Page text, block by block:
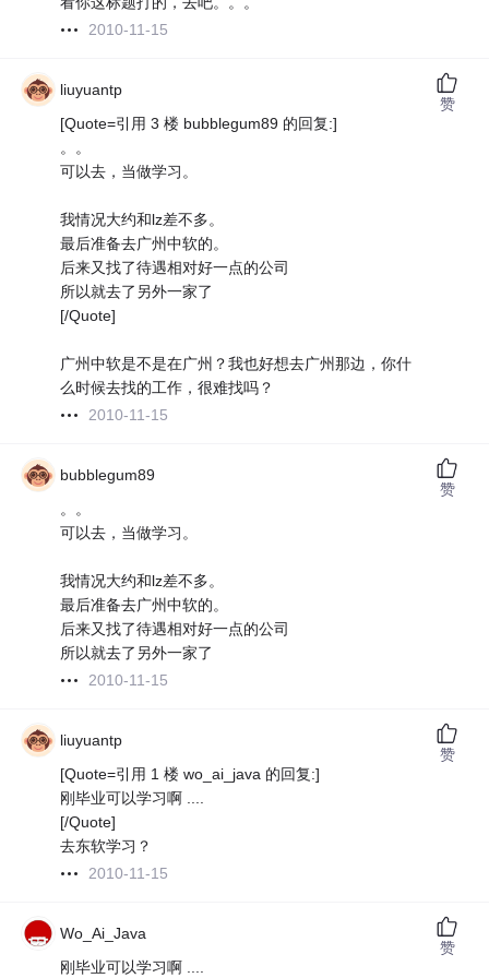
2010-11-15
liuyuantp
[Quote=引用 3 楼 bubblegum89 的回复:]
。。
可以去，当做学习。
我情况大约和lz差不多。
最后准备去广州中软的。
后来又找了待遇相对好一点的公司
所以就去了另外一家了
[/Quote]
广州中软是不是在广州？我也好想去广州那边，你什
么时候去找的工作，很难找吗？
2010-11-15
赞
bubblegum89
。。
可以去，当做学习。
我情况大约和lz差不多。
最后准备去广州中软的。
后来又找了待遇相对好一点的公司
所以就去了另外一家了
2010-11-15
赞
liuyuantp
[Quote=引用 1 楼 wo_ai_java 的回复:]
刚毕业可以学习啊 ....
[/Quote]
去东软学习？
2010-11-15
赞
Wo_Ai_Java
刚毕业可以学习啊 ....
赞